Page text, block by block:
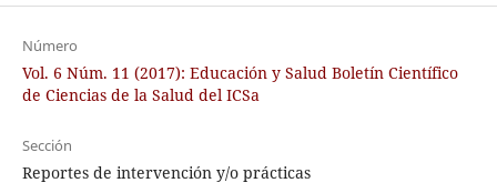
Número
Vol. 6 Núm. 11 (2017): Educación y Salud Boletín Científico
de Ciencias de la Salud del ICSa
Sección
Reportes de intervención y/o prácticas